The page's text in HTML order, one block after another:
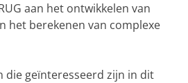
aan het ontwikkelen van
het berekenen van complexe
die geïnteresseerd zijn in dit